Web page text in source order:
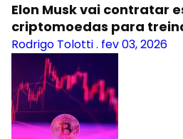
Elon Musk vai contratar
criptomoedas para
Rodrigo Tolotti. fev 03, 2026